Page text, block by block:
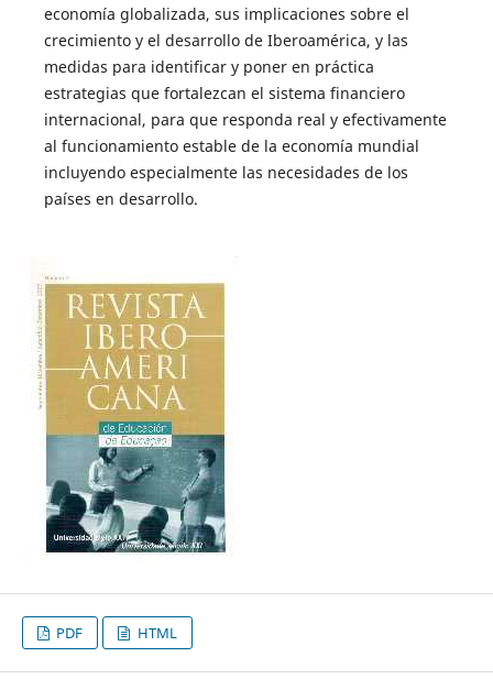
economía globalizada, sus implicaciones sobre el
crecimiento y el desarrollo de Iberoamérica, y las
medidas para identificar y poner en práctica
estrategias que fortalezcan el sistema financiero
internacional, para que responda real y efectivamente
al funcionamiento estable de la economía mundial
incluyendo especialmente las necesidades de los
países en desarrollo.
PDF HTML